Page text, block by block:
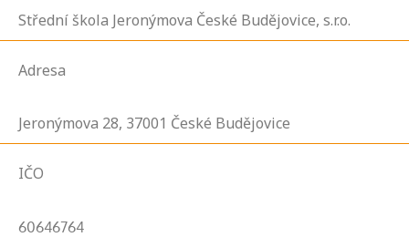
Střední škola Jeronýmova České Budějovice, s.r.o.
Adresa
Jeronýmova 28, 37001 České Budějovice
IČO
60646764